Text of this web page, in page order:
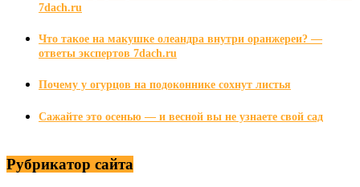
7dach.ru
Что такое на макушке олеандра внутри оранжереи? —
ответы экспертов 7dach.ru
Почему у огурцов на подоконнике сохнут листья
Сажайте это осенью — и весной вы не узнаете свой сад
Рубрикатор сайта